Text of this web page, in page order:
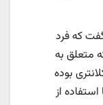
که فرد
متعلق به
دفتر کلانتری بوده
ایکنر ۲۰ ساله با استفاده از